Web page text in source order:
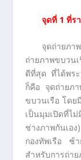
จุดที่ 1 ที่ร
จุดถ่ายภา
ถ่ายภาพขบวน
ดีที่สุด ที่ได้พร
ก็คือ จุดถ่ายภา
ขบวนเรือ โดย
เป็นมุมเปิดที่ไ
ช่างภาพกันเอ
กองทัพเรือ ซ้
สำหรับการถ่า